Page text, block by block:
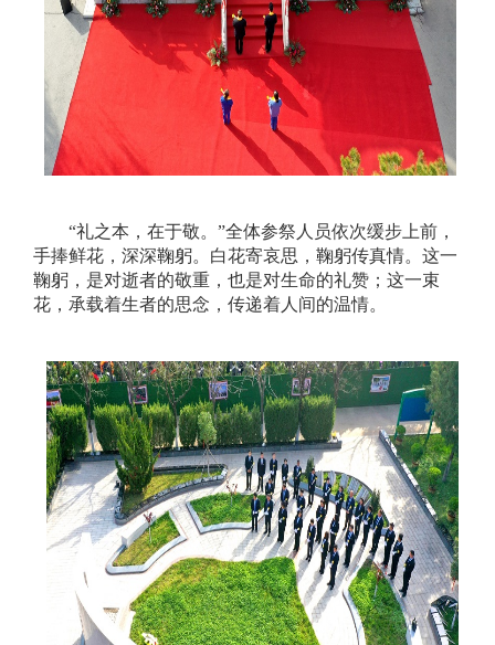
“礼之本，在于敬。”全体参祭人员依次缓步上前，
手捧鲜花，深深鞠躬。白花寄哀思，鞠躬传真情。这一
鞠躬，是对逝者的敬重，也是对生命的礼赞；这一束
花，承载着生者的思念，传递着人间的温情。